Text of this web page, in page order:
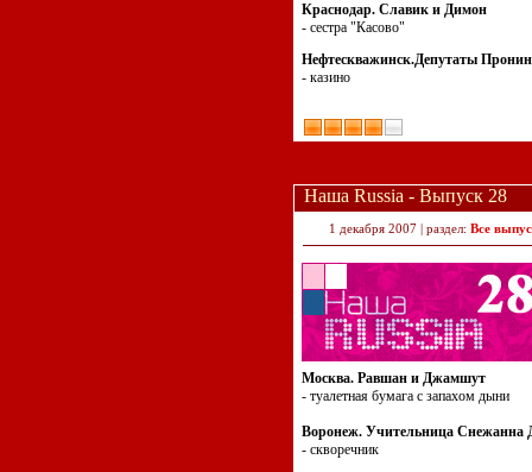
Краснодар. Славик и Димон
- сестра "Касово"
Нефтескважинск.Депутаты
- казино
Наша Russia - Выпуск 28
1 декабря 2007 | раздел: Все
Москва. Равшан и Джамшут
- туалетная бумага c запахом дыни
Воронеж. Учительница Снежанна
- скворечник